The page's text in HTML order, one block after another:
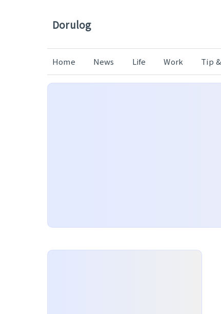
Dorulog
Home News Life Work Tip